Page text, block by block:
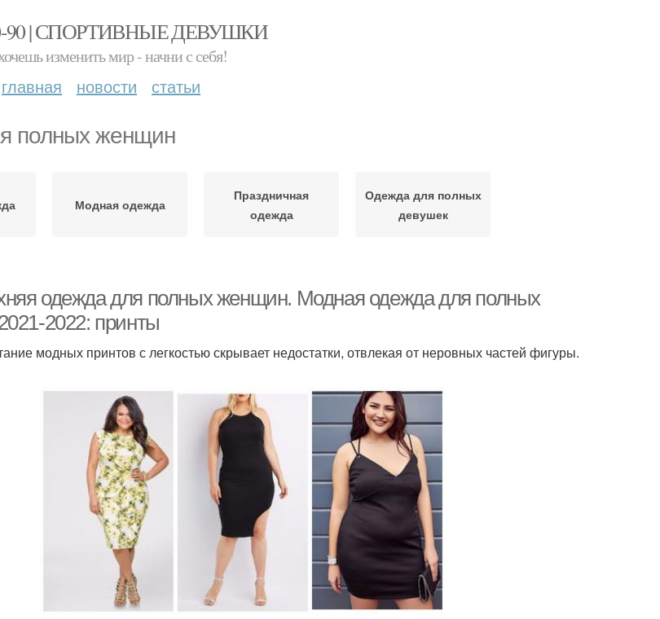
90 | СПОРТИВНЫЕ ДЕВУШКИ
изменить мир - начни с себя!
главная новости статьи
полных женщин
Модная одежда
Праздничная
одежда
Одежда для полных
девушек
одежда для полных женщин. Модная одежда для полных
2022: принты
модных принтов с легкостью скрывает недостатки, отвлекая от неровных частей фигуры.